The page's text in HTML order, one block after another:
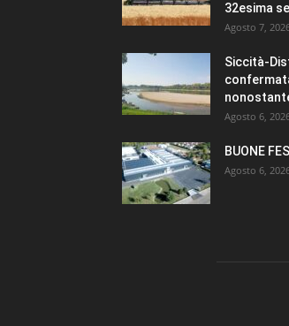
32esima
Agosto 7,
Siccità-
Agosto 6,
BUONE
Agosto 6,